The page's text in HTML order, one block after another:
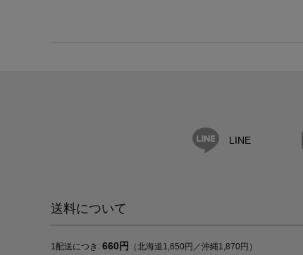
LINE
送料について
1配送につき: 660円
（北海道1,650円／沖縄1,870円）